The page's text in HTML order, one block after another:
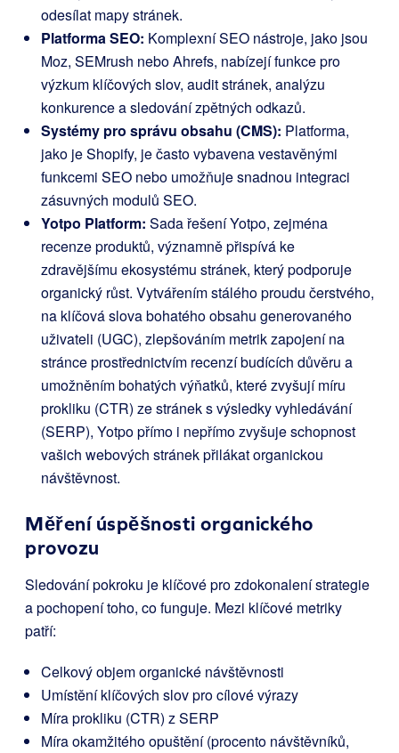
odesílat mapy stránek.
Platforma SEO: Komplexní SEO nástroje, jako jsou
Moz, SEMrush nebo Ahrefs, nabízejí funkce pro
výzkum klíčových slov, audit stránek, analýzu
konkurence a sledování zpětných odkazů.
Systémy pro správu obsahu (CMS): Platforma,
jako je Shopify, je často vybavena vestavěnými
funkcemi SEO nebo umožňuje snadnou integraci
zásuvných modulů SEO.
Yotpo Platform: Sada řešení Yotpo, zejména
recenze produktů, významně přispívá ke
zdravějšímu ekosystému stránek, který podporuje
organický růst. Vytvářením stálého proudu čerstvého,
na klíčová slova bohatého obsahu generovaného
uživateli (UGC), zlepšováním metrik zapojení na
stránce prostřednictvím recenzí budících důvěru a
umožněním bohatých výňatků, které zvyšují míru
prokliku (CTR) ze stránek s výsledky vyhledávání
(SERP), Yotpo přímo i nepřímo zvyšuje schopnost
vašich webových stránek přilákat organickou
návštěvnost.
Měření úspěšnosti organického
provozu
Sledování pokroku je klíčové pro zdokonalení strategie
a pochopení toho, co funguje. Mezi klíčové metriky
patří:
Celkový objem organické návštěvnosti
Umístění klíčových slov pro cílové výrazy
Míra prokliku (CTR) z SERP
Míra okamžitého opuštění (procento návštěvníků,